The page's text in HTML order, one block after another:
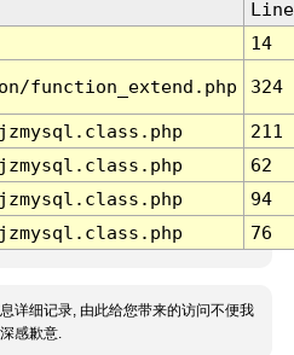
Line
14
function_extend.php 324
211
62
94
76
详细记录, 由此给您带来的访问不便我
感歉意.